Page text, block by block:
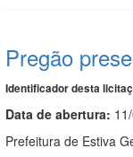
Pregão
Identificador desta
Data de abertura:
Prefeitura de Estiva